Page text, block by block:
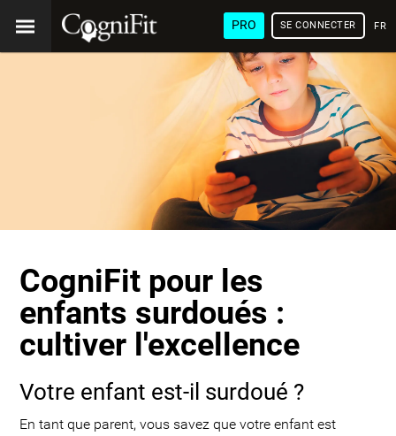
PRO SE CONNECTER
CogniFit pour les
enfants surdoués :
cultiver l'excellence
Votre enfant est-il surdoué ?
En tant que parent, vous savez que votre enfant est